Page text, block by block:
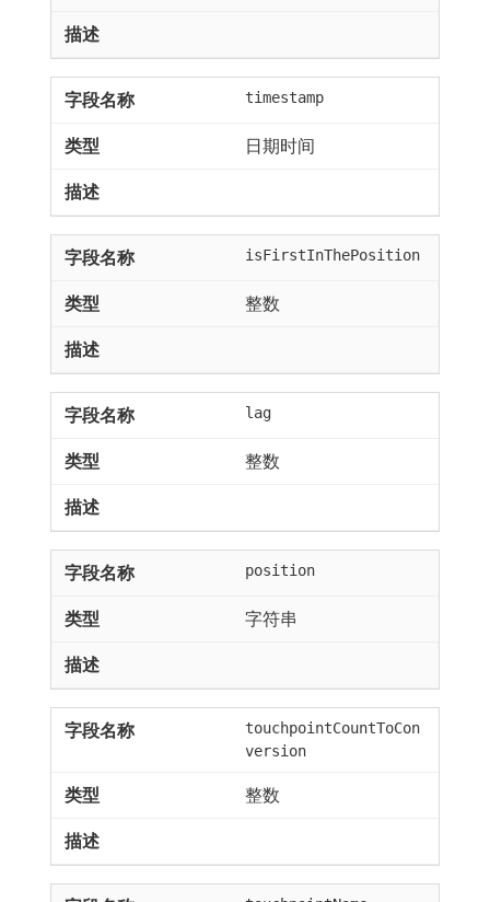
timestamp
日期时间
isFirstInThePosition
整数
lag
整数
position
字符串
touchpointCountToCon
version
整数